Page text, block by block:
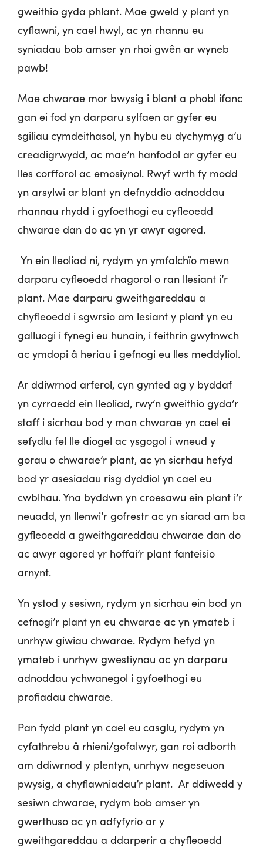
gweithio gyda phlant. Mae gweld y plant yn
cyflawni, yn cael hwyl, ac yn rhannu eu
syniadau bob amser yn rhoi gwên ar wyneb
pawb!
Mae chwarae mor bwysig i blant a phobl ifanc
gan ei fod yn darparu sylfaen ar gyfer eu
sgiliau cymdeithasol, yn hybu eu dychymyg a’u
creadigrwydd, ac mae’n hanfodol ar gyfer eu
lles corfforol ac emosiynol. Rwyf wrth fy modd
yn arsylwi ar blant yn defnyddio adnoddau
rhannau rhydd i gyfoethogi eu cyfleoedd
chwarae dan do ac yn yr awyr agored.
Yn ein lleoliad ni, rydym yn ymfalchïo mewn
darparu cyfleoedd rhagorol o ran llesiant i’r
plant. Mae darparu gweithgareddau a
chyfleoedd i sgwrsio am lesiant y plant yn eu
galluogi i fynegi eu hunain, i feithrin gwytnwch
ac ymdopi â heriau i gefnogi eu lles meddyliol.
Ar ddiwrnod arferol, cyn gynted ag y byddaf
yn cyrraedd ein lleoliad, rwy’n gweithio gyda’r
staff i sicrhau bod y man chwarae yn cael ei
sefydlu fel lle diogel ac ysgogol i wneud y
gorau o chwarae’r plant, ac yn sicrhau hefyd
bod yr asesiadau risg dyddiol yn cael eu
cwblhau. Yna byddwn yn croesawu ein plant i’r
neuadd, yn llenwi’r gofrestr ac yn siarad am ba
gyfleoedd a gweithgareddau chwarae dan do
ac awyr agored yr hoffai’r plant fanteisio
arnynt.
Yn ystod y sesiwn, rydym yn sicrhau ein bod yn
cefnogi’r plant yn eu chwarae ac yn ymateb i
unrhyw giwiau chwarae. Rydym hefyd yn
ymateb i unrhyw gwestiynau ac yn darparu
adnoddau ychwanegol i gyfoethogi eu
profiadau chwarae.
Pan fydd plant yn cael eu casglu, rydym yn
cyfathrebu â rhieni/gofalwyr, gan roi adborth
am ddiwrnod y plentyn, unrhyw negeseuon
pwysig, a chyflawniadau’r plant. Ar ddiwedd y
sesiwn chwarae, rydym bob amser yn
gwerthuso ac yn adfyfyrio ar y
gweithgareddau a ddarperir a chyfleoedd